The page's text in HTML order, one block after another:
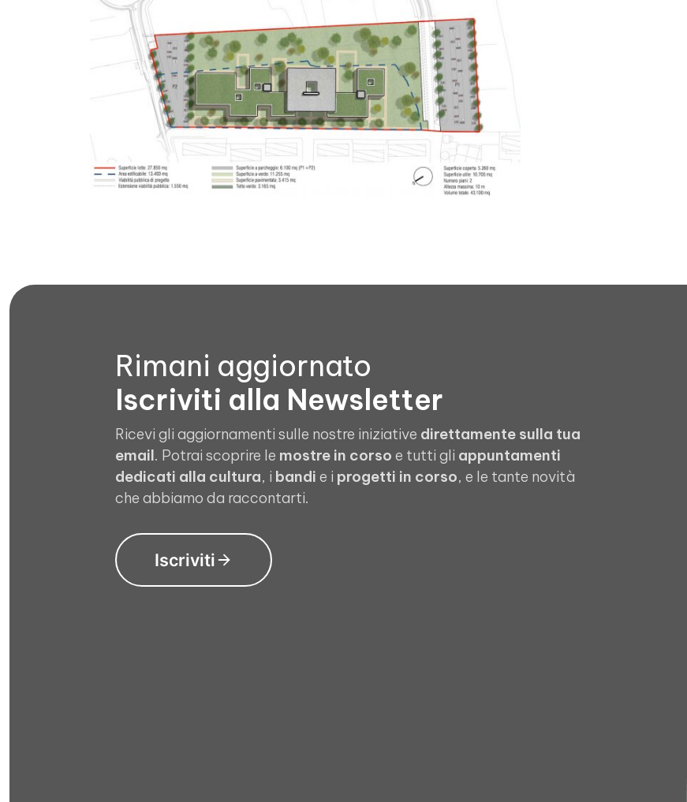
Rimani aggiornato
Iscriviti alla Newsletter
Ricevi gli aggiornamenti sulle nostre iniziative direttamente sulla tua
email. Potrai scoprire le mostre in corso e tutti gli appuntamenti
dedicati alla cultura, i bandi e i progetti in corso, e le tante novità
che abbiamo da raccontarti.
Iscriviti